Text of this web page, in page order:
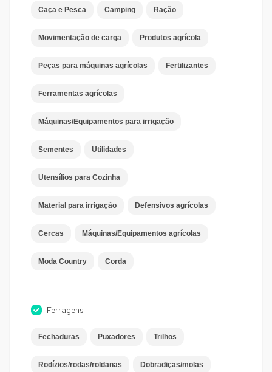
Caça e Pesca Camping Ração
Movimentação de carga Produtos agrícola
Peças para máquinas agrícolas Fertilizantes
Ferramentas agrícolas
Máquinas/Equipamentos para irrigação
Sementes Utilidades
Utensílios para Cozinha
Material para irrigação Defensivos agrícolas
Cercas Máquinas/Equipamentos agrícolas
Moda Country Corda
Ferragens
Fechaduras Puxadores Trilhos
Rodízios/rodas/roldanas Dobradiças/molas